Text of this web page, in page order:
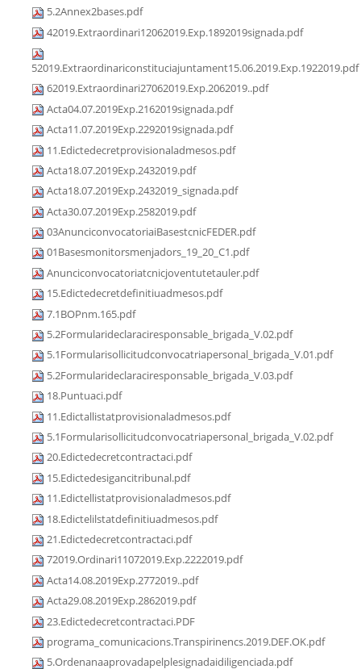
5.2Annex2bases.pdf
42019.Extraordinari12062019.Exp.1892019signada.pdf
52019.Extraordinariconstituciajuntament15.06.2019.Exp.1922019.pdf
62019.Extraordinari27062019.Exp.2062019..pdf
Acta04.07.2019Exp.2162019signada.pdf
Acta11.07.2019Exp.2292019signada.pdf
11.Edictedecretprovisionaladmesos.pdf
Acta18.07.2019Exp.2432019.pdf
Acta18.07.2019Exp.2432019_signada.pdf
Acta30.07.2019Exp.2582019.pdf
03AnunciconvocatoriaiBasestcnicFEDER.pdf
01Basesmonitorsmenjadors_19_20_C1.pdf
Anunciconvocatoriatcnicjoventutetauler.pdf
15.Edictedecretdefinitiuadmesos.pdf
7.1BOPnm.165.pdf
5.2Formularideclaraciresponsable_brigada_V.02.pdf
5.1Formularisollicitudconvocatriapersonal_brigada_V.01.pdf
5.2Formularideclaraciresponsable_brigada_V.03.pdf
18.Puntuaci.pdf
11.Edictallistatprovisionaladmesos.pdf
5.1Formularisollicitudconvocatriapersonal_brigada_V.02.pdf
20.Edictedecretcontractaci.pdf
15.Edictedesigancitribunal.pdf
11.Edictellistatprovisionaladmesos.pdf
18.Edictelilstatdefinitiuadmesos.pdf
21.Edictedecretcontractaci.pdf
72019.Ordinari11072019.Exp.2222019.pdf
Acta14.08.2019Exp.2772019..pdf
Acta29.08.2019Exp.2862019.pdf
23.Edictedecretcontractaci.PDF
programa_comunicacions.Transpirinencs.2019.DEF.OK.pdf
5.Ordenanaaprovadapelplesignadaidiligenciada.pdf